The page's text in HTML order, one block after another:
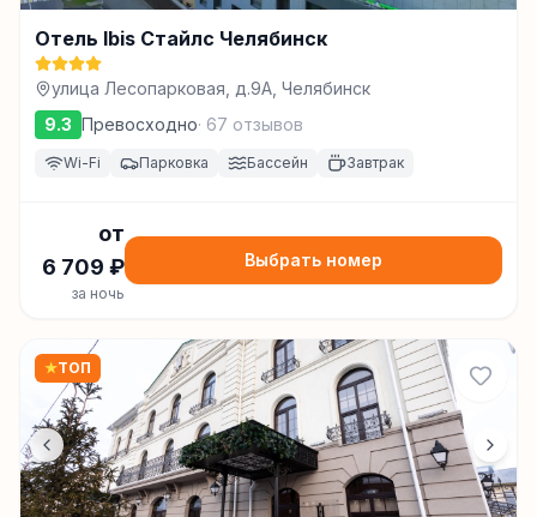
Отель Ibis Стайлс Челябинск
улица Лесопарковая, д.9А, Челябинск
9.3 Превосходно· 67 отзывов
Wi-Fi Парковка Бассейн Завтрак
от
6 709 ₽
за ночь
Выбрать номер
★ТОП